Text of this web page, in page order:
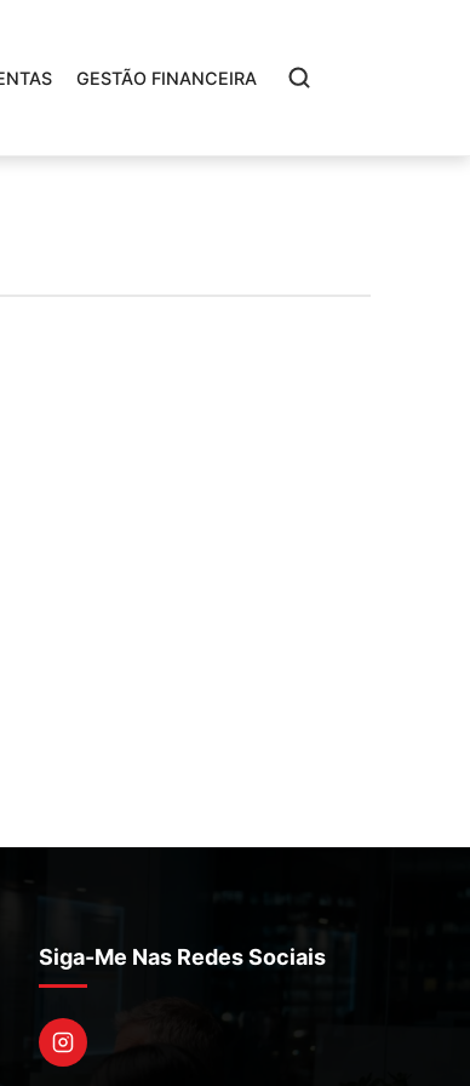
GESTÃO FINANCEIRA
Siga-Me Nas Redes Sociais